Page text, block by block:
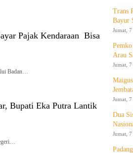
Pajak Kendaraan Bisa
Badan…
Bupati Eka Putra Lantik
Trans
Bayur
Jumat,
Arau
Jumat,
Jumat,
Dua
Jumat,